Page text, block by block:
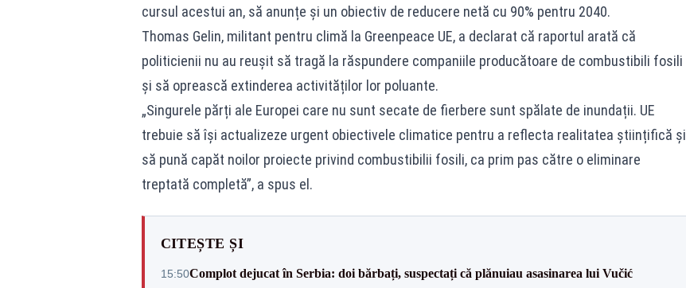
cursul acestui an, să anunțe și un obiectiv de reducere netă cu 90% pentru 2040.
Thomas Gelin, militant pentru climă la Greenpeace UE, a declarat că raportul arată că
politicienii nu au reușit să tragă la răspundere companiile producătoare de combustibili fosili
și să oprească extinderea activităților lor poluante.
„Singurele părți ale Europei care nu sunt secate de fierbere sunt spălate de inundații. UE
trebuie să își actualizeze urgent obiectivele climatice pentru a reflecta realitatea științifică și
să pună capăt noilor proiecte privind combustibilii fosili, ca prim pas către o eliminare
treptată completă”, a spus el.
CITEȘTE ȘI
15:50Complot dejucat în Serbia: doi bărbați, suspectați că plănuiau asasinarea lui Vučić